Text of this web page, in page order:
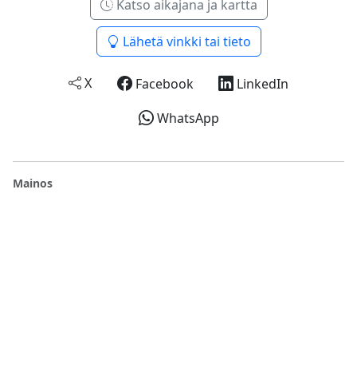
Katso aikajana ja kartta
Lähetä vinkki tai tieto
X Facebook
LinkedIn
WhatsApp
Mainos